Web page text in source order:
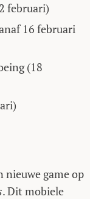
februari)
16 februari
(18
nieuwe game op
. Dit mobiele